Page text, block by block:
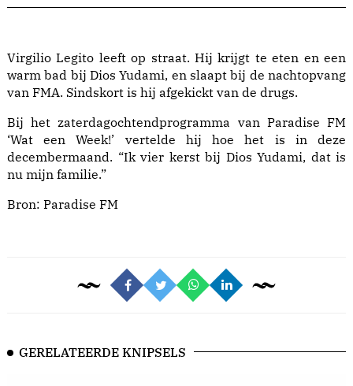
Virgilio Legito leeft op straat. Hij krijgt te eten en een
warm bad bij Dios Yudami, en slaapt bij de nachtopvang
van FMA. Sindskort is hij afgekickt van de drugs.
Bij het zaterdagochtendprogramma van Paradise FM
‘Wat een Week!’ vertelde hij hoe het is in deze
decembermaand. “Ik vier kerst bij Dios Yudami, dat is
nu mijn familie.”
Bron: Paradise FM
GERELATEERDE KNIPSELS